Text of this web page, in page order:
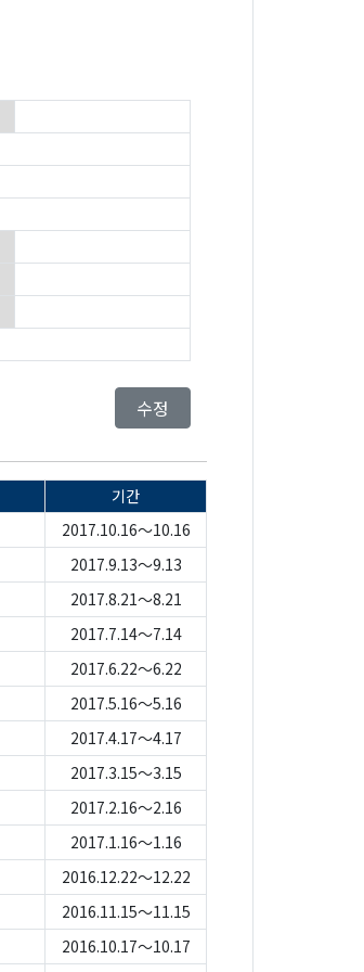
수정
기간
2017.10.16～10.16
2017.9.13～9.13
2017.8.21～8.21
2017.7.14～7.14
2017.6.22～6.22
2017.5.16～5.16
2017.4.17～4.17
2017.3.15～3.15
2017.2.16～2.16
2017.1.16～1.16
2016.12.22～12.22
2016.11.15～11.15
2016.10.17～10.17